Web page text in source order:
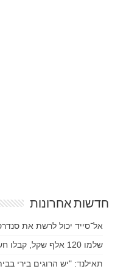
חדשות אחרונות
אל־סייד יכול לרשת את
שלמו 120 אלף שקל, קבלו חשמלית במחיר של משומשת
תאילנד: "יש הרוגים בירי